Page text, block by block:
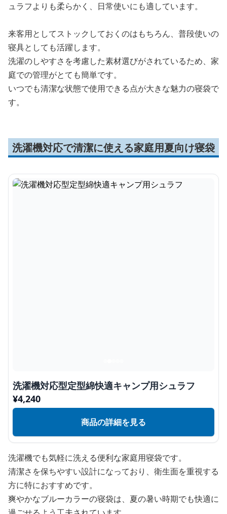
ュラフよりも柔らかく、日常使いにも適しています。
来客用としてストックしておくのはもちろん、普段使いの
寝具としても活躍します。
洗濯のしやすさを考慮した素材選びがされているため、家
庭での管理がとても簡単です。
いつでも清潔な状態で使用できる点が大きな魅力の寝袋で
す。
洗濯機対応で清潔に使える家庭用夏向け寝袋
洗濯機対応型定型綿快適キャンプ用シュラフ
¥4,240
商品の詳細を見る
洗濯機でも気軽に洗える便利な家庭用寝袋です。
清潔さを保ちやすい設計になっており、衛生面を重視する
方に特におすすめです。
爽やかなブルーカラーの寝袋は、夏の暑い時期でも快適に